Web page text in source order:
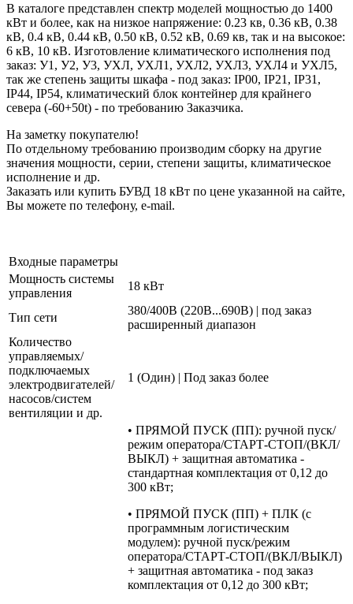
В каталоге представлен спектр моделей мощностью до 1400
кВт и более, как на низкое напряжение: 0.23 кв, 0.36 кВ, 0.38
кВ, 0.4 кВ, 0.44 кВ, 0.50 кВ, 0.52 кВ, 0.69 кв, так и на высокое:
6 кВ, 10 кВ. Изготовление климатического исполнения под
заказ: У1, У2, У3, УХЛ, УХЛ1, УХЛ2, УХЛ3, УХЛ4 и УХЛ5,
так же степень защиты шкафа - под заказ: IP00, IP21, IP31,
IP44, IP54, климатический блок контейнер для крайнего
севера (-60+50t) - по требованию Заказчика.
На заметку покупателю!
По отдельному требованию производим сборку на другие
значения мощности, серии, степени защиты, климатическое
исполнение и др.
Заказать или купить БУВД 18 кВт по цене указанной на сайте,
Вы можете по телефону, e-mail.
Входные параметры
Мощность системы
управления
18 кВт
Тип сети
380/400В (220В...690В) | под заказ
расширенный диапазон
Количество
управляемых/
подключаемых
электродвигателей/
насосов/систем
вентиляции и др.
1 (Один) | Под заказ более
• ПРЯМОЙ ПУСК (ПП): ручной пуск/
режим оператора/СТАРТ-СТОП/(ВКЛ/
ВЫКЛ) + защитная автоматика -
стандартная комплектация от 0,12 до
300 кВт;
• ПРЯМОЙ ПУСК (ПП) + ПЛК (с
программным логистическим
модулем): ручной пуск/режим
оператора/СТАРТ-СТОП/(ВКЛ/ВЫКЛ)
+ защитная автоматика - под заказ
комплектация от 0,12 до 300 кВт;